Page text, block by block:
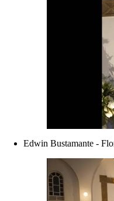
Edwin Bustamante -